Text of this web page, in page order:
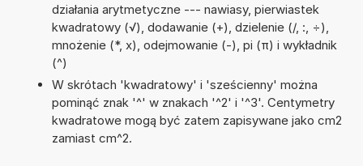
działania arytmetyczne --- nawiasy, pierwiastek
kwadratowy (√), dodawanie (+), dzielenie (/, :, ÷),
mnożenie (*, x), odejmowanie (-), pi (π) i wykładnik
(^)
W skrótach 'kwadratowy' i 'sześcienny' można
pominąć znak '^' w znakach '^2' i '^3'. Centymetry
kwadratowe mogą być zatem zapisywane jako cm2
zamiast cm^2.